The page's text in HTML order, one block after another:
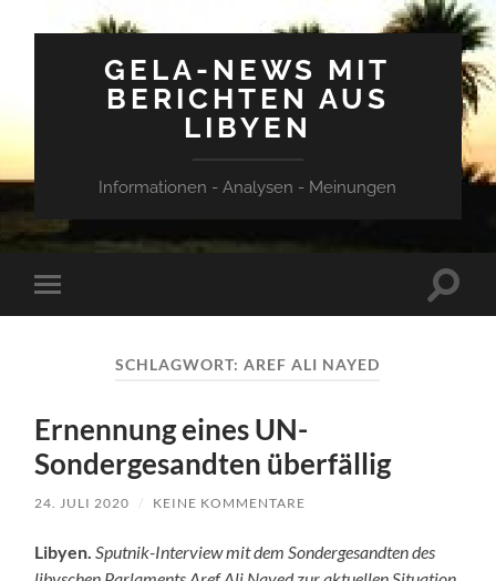
GELA-NEWS MIT
BERICHTEN AUS
LIBYEN
Informationen - Analysen - Meinungen
Mobile-
Menü
SCHLAGWORT:AREF ALI NAYED
Ernennung eines UN-
Sondergesandten überfällig
24. JULI 2020 / KEINE KOMMENTARE
Libyen. Sputnik-Interview mit dem Sondergesandten des